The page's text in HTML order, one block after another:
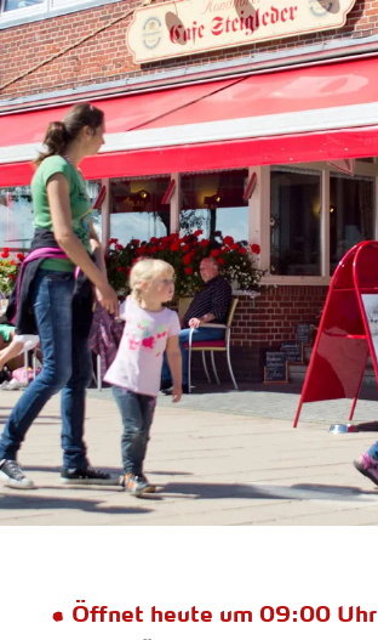
Unterkunft
zurück zur Startseite
Öffnet heute um 09:00 Uhr